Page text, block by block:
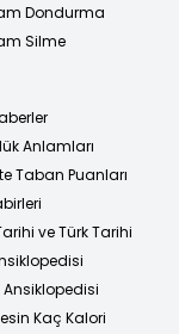
Dondurma
Silme
Anlamları
Taban Puanları
ve Türk Tarihi
Ansiklopedisi
Kaç Kalori